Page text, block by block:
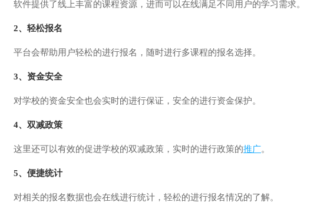
软件提供了线上丰富的课程资源，进而可以在线满足不同用户的学习需求。
2、轻松报名
平台会帮助用户轻松的进行报名，随时进行多课程的报名选择。
3、资金安全
对学校的资金安全也会实时的进行保证，安全的进行资金保护。
4、双减政策
这里还可以有效的促进学校的双减政策，实时的进行政策的推广。
5、便捷统计
对相关的报名数据也会在线进行统计，轻松的进行报名情况的了解。